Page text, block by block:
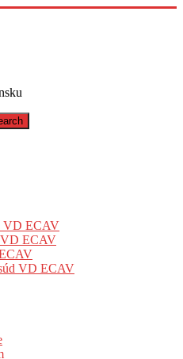
VD ECAV
VD ECAV
VD ECAV